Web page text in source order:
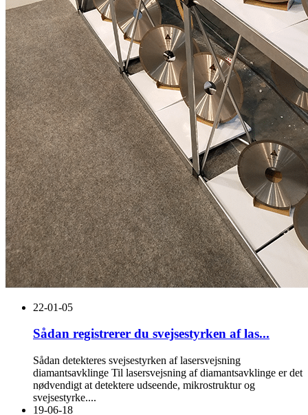
22-01-05
Sådan registrerer du svejsestyrken af ​​las...
Sådan detekteres svejsestyrken af ​​lasersvejsning
diamantsavklinge Til lasersvejsning af diamantsavklinge er det
nødvendigt at detektere udseende, mikrostruktur og
svejsestyrke....
19-06-18